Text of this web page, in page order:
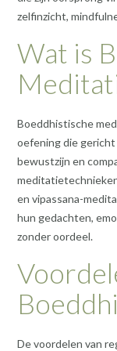
zelfinzicht,
Wat is
Boeddhistische
oefening die
bewustzijn en
en vipassana-
hun gedachten,
zonder oordeel.
De voordelen van